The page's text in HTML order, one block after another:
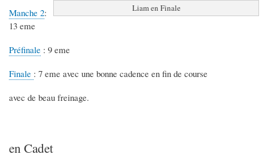
Liam en Finale
Manche 2:
13 eme
Préfinale : 9 eme
Finale : 7 eme avec une bonne cadence en fin de course
avec de beau freinage.
en Cadet